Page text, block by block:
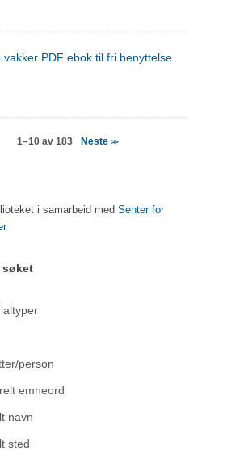
vakker PDF ebok til fri benyttelse
1–10 av 183 Neste >>
i samarbeid med Senter for
søket
person
emneord
navn
sted